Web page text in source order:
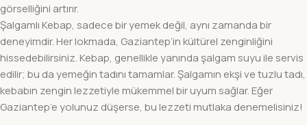
görselliğini artırır.
Şalgamlı Kebap, sadece bir yemek değil, aynı zamanda bir
deneyimdir. Her lokmada, Gaziantep’in kültürel zenginliğini
hissedebilirsiniz. Kebap, genellikle yanında şalgam suyu ile servis
edilir; bu da yemeğin tadını tamamlar. Şalgamın ekşi ve tuzlu tadı,
kebabın zengin lezzetiyle mükemmel bir uyum sağlar. Eğer
Gaziantep’e yolunuz düşerse, bu lezzeti mutlaka denemelisiniz!